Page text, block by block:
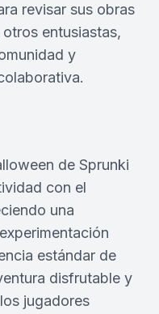
revisar sus obras
entusiastas,
y
de Sprunki
con el
una
estándar de
disfrutable y
jugadores